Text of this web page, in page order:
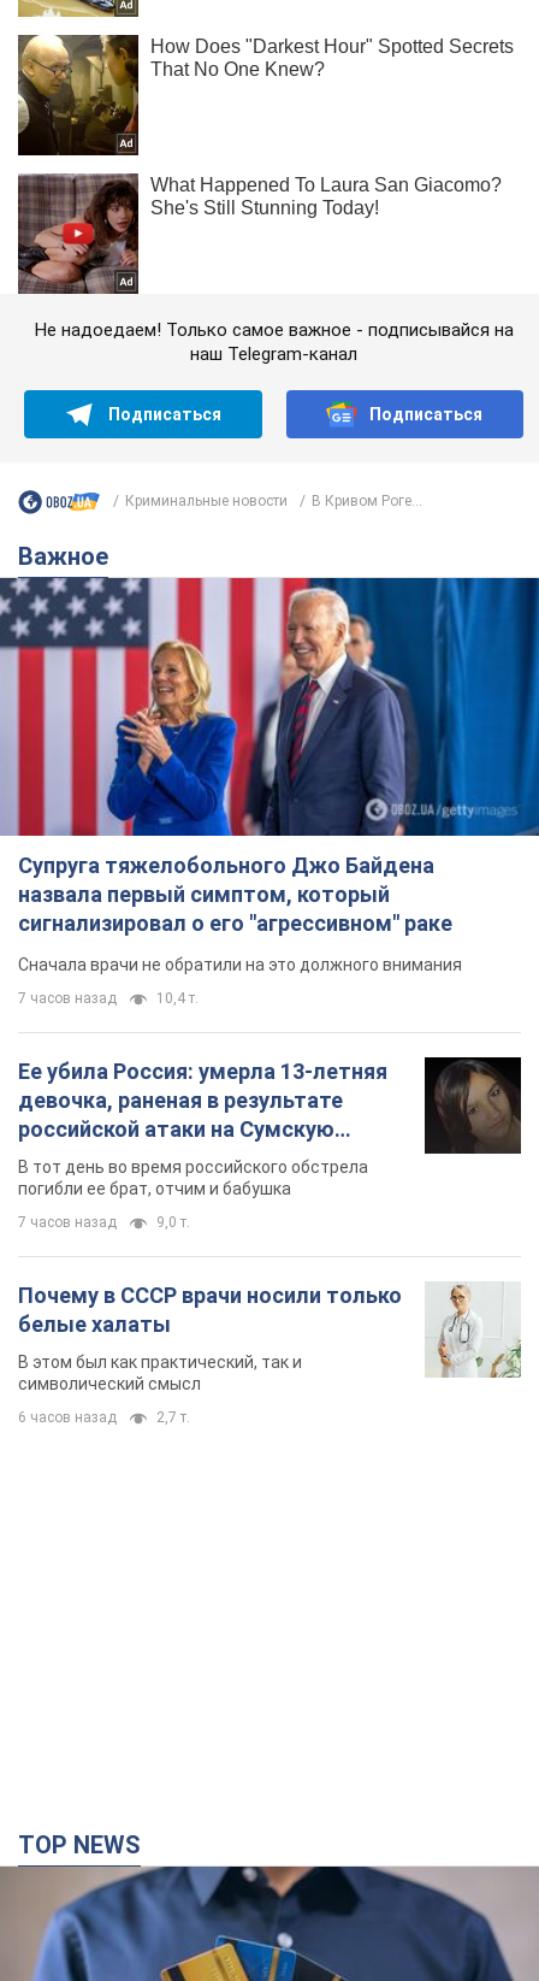
Не надоедаем! Только самое важное - подписывайся на
наш Telegram-канал
Подписаться Подписаться
Криминальные новости В Кривом Роге...
Важное
Супруга тяжелобольного Джо Байдена
назвала первый симптом, который
сигнализировал о его "агрессивном" раке
Сначала врачи не обратили на это должного внимания
7 часов назад 10,4 т.
Ее убила Россия: умерла 13-летняя
девочка, раненая в результате
российской атаки на Сумскую
область. Фото
В тот день во время российского обстрела
погибли ее брат, отчим и бабушка
7 часов назад 9,0 т.
Почему в СССР врачи носили только
белые халаты
В этом был как практический, так и
символический смысл
6 часов назад 2,7 т.
TOP NEWS